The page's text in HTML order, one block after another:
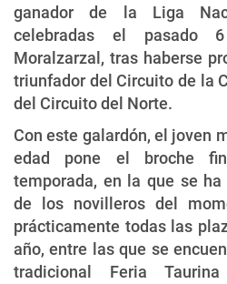
ganador de la Liga
celebradas el pasado
Moralzarzal, tras haberse
triunfador del Circuito de la
del Circuito del Norte.
Con este galardón, el joven
edad pone el broche
temporada, en la que se
de los novilleros del
prácticamente todas las
año, entre las que se
tradicional Feria